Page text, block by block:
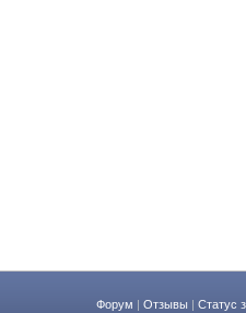
Форум |Отзывы |Статус